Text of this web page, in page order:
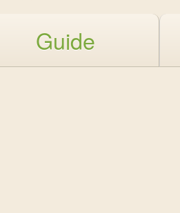
Guide